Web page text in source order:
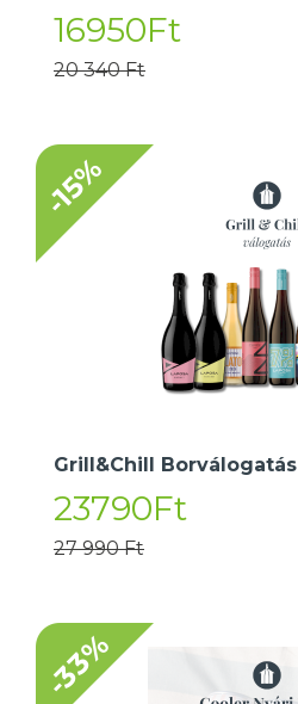
16950Ft
20 340 Ft
-15%
Grill&Chill Borválogatás
23790Ft
27 990 Ft
-33%